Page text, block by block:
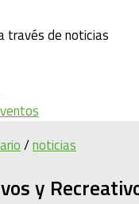
través de noticias
/noticias
y